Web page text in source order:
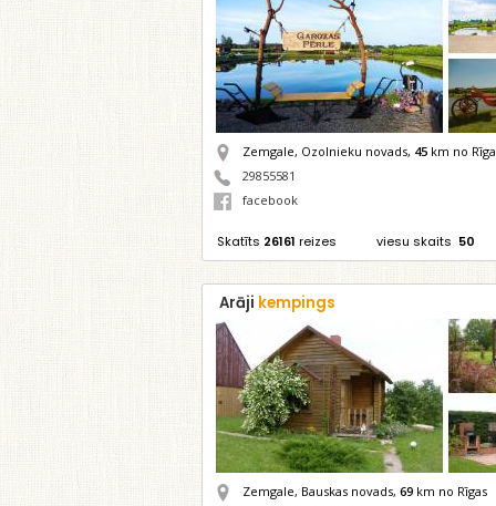
Zemgale, Ozolnieku novads, 45 km no
29855581
facebook
Skatīts 26161 reizes viesu skaits 50
Arāji kempings
Zemgale, Bauskas novads, 69 km no Rīgas